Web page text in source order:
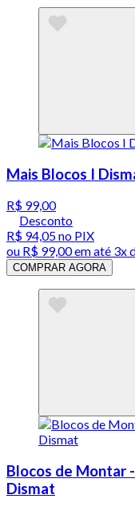
Mais Blocos I
R$ 99,00
Desconto
R$ 94,05no PIX
ou R$ 99,00em até 3x
COMPRAR AGORA
Blocos de Montar
Dismat